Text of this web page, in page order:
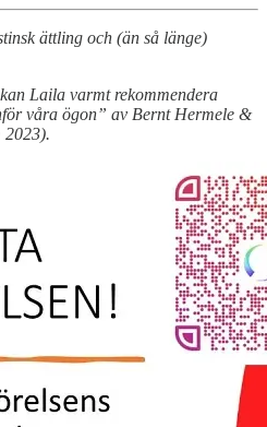
ättling och (än så länge)
Laila varmt rekommendera
våra ögon” av Bernt Hermele &
2023).